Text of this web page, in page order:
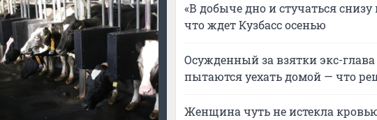
«В добыче дно и стучаться
что ждет Кузбасс осенью
Осужденный за взятки экс-
пытаются уехать домой — что
Женщина чуть не истекла